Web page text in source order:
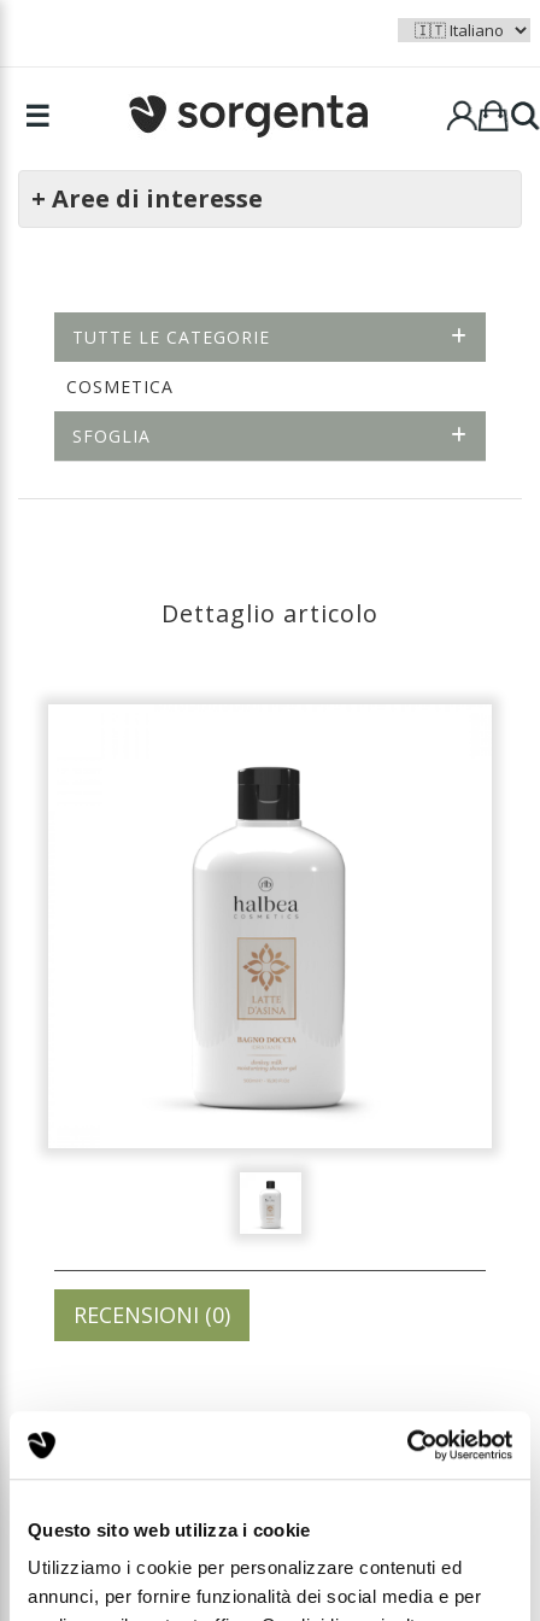
Questo sito web utilizza i cookie
Utilizziamo i cookie per personalizzare contenuti ed
annunci, per fornire funzionalità dei social media e per
☰
+ Aree di interesse
TUTTE LE CATEGORIE
COSMETICA
SFOGLIA
Dettaglio articolo
RECENSIONI (0)
BAGNODOCCIA IDRATANTE
AL LATTE D'ASINA - 500ML
Codice: LA008
Prezzo di listino:
€ 15,99